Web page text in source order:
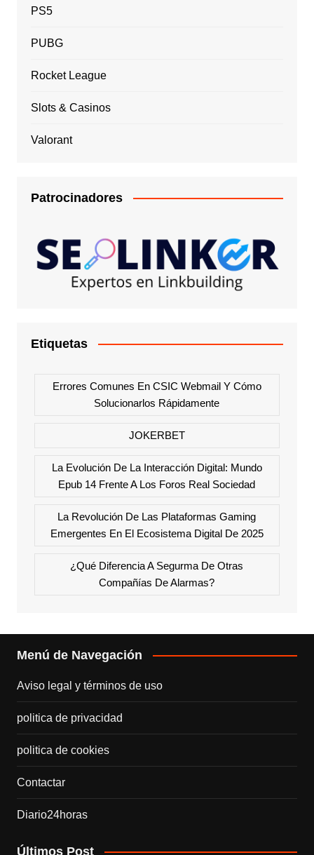
PS5
PUBG
Rocket League
Slots & Casinos
Valorant
Patrocinadores
Etiquetas
Errores Comunes En CSIC Webmail Y Cómo
Solucionarlos Rápidamente
JOKERBET
La Evolución De La Interacción Digital: Mundo
Epub 14 Frente A Los Foros Real Sociedad
La Revolución De Las Plataformas Gaming
Emergentes En El Ecosistema Digital De 2025
¿Qué Diferencia A Segurma De Otras
Compañías De Alarmas?
Menú de Navegación
Aviso legal y términos de uso
politica de privacidad
politica de cookies
Contactar
Diario24horas
Últimos Post